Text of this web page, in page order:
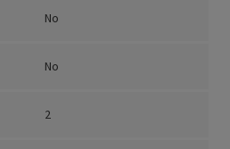
No
No
2